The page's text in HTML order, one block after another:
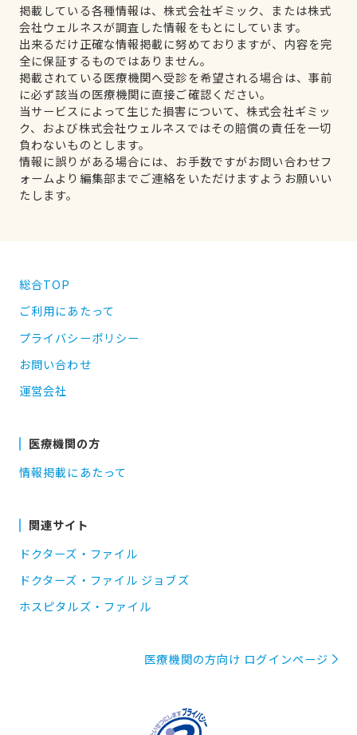
掲載している各種情報は、株式会社ギミック、または株式
会社ウェルネスが調査した情報をもとにしています。
出来るだけ正確な情報掲載に努めておりますが、内容を完
全に保証するものではありません。
掲載されている医療機関へ受診を希望される場合は、事前
に必ず該当の医療機関に直接ご確認ください。
当サービスによって生じた損害について、株式会社ギミッ
ク、および株式会社ウェルネスではその賠償の責任を一切
負わないものとします。
情報に誤りがある場合には、お手数ですがお問い合わせフ
ォームより編集部までご連絡をいただけますようお願いい
たします。
総合TOP
ご利用にあたって
プライバシーポリシー
お問い合わせ
運営会社
医療機関の方
情報掲載にあたって
関連サイト
ドクターズ・ファイル
ドクターズ・ファイル ジョブズ
ホスピタルズ・ファイル
医療機関の方向け ログインページ